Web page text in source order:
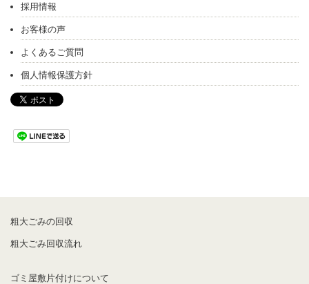
採用情報
お客様の声
よくあるご質問
個人情報保護方針
粗大ごみの回収
粗大ごみ回収流れ
ゴミ屋敷片付けについて